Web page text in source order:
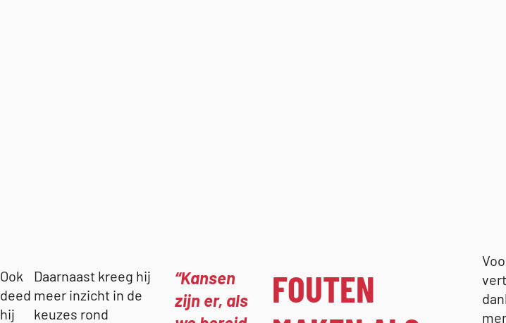
Ook
deed
hij
Daarnaast kreeg hij
meer inzicht in de
keuzes rond
Kansen
zijn er, als
FOUTEN